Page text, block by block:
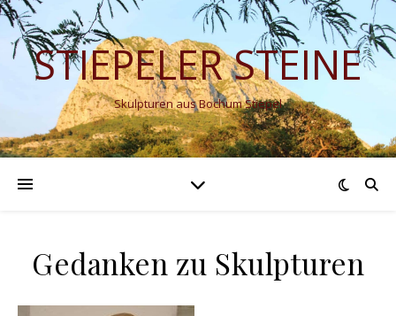
STIEPELER STEINE
Skulpturen aus Bochum Stiepel
Gedanken zu Skulpturen